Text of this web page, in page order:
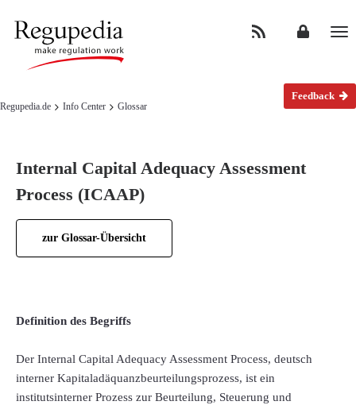
Regupedia.de Info Center Glossar
Feedback
Internal Capital Adequacy Assessment
Process (ICAAP)
zur Glossar-Übersicht
Definition des Begriffs
Der Internal Capital Adequacy Assessment Process, deutsch
interner Kapitaladäquanzbeurteilungsprozess, ist ein
institutsinterner Prozess zur Beurteilung, Steuerung und